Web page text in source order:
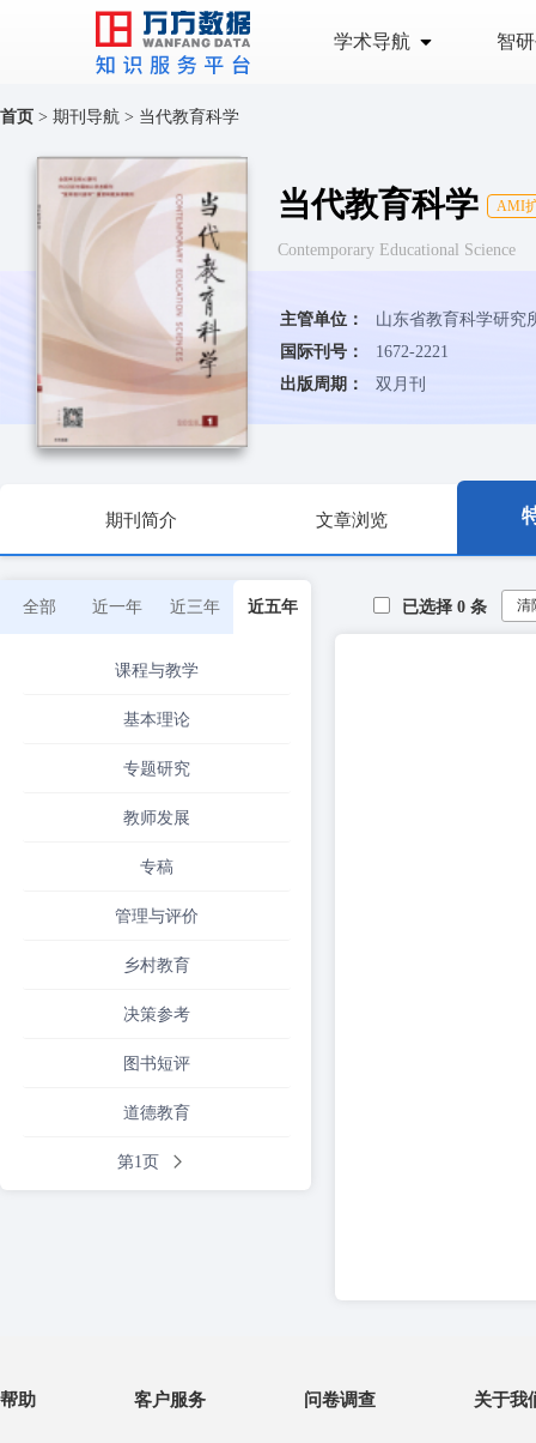
学术导航 智
首页 > 期刊导航 > 当代教育科学
当代教育科学 AMI
Contemporary Educational Science
主管单位：
山东省教育科学研究
国际刊号：
1672-2221
出版周期：
双月刊
期刊简介 文章浏览
全部 近一年 近三年 近五年
课程与教学
基本理论
专题研究
教师发展
专稿
管理与评价
乡村教育
决策参考
图书短评
道德教育
第1页
已选择 0 条 清
帮助 客户服务 问卷调查 关于我